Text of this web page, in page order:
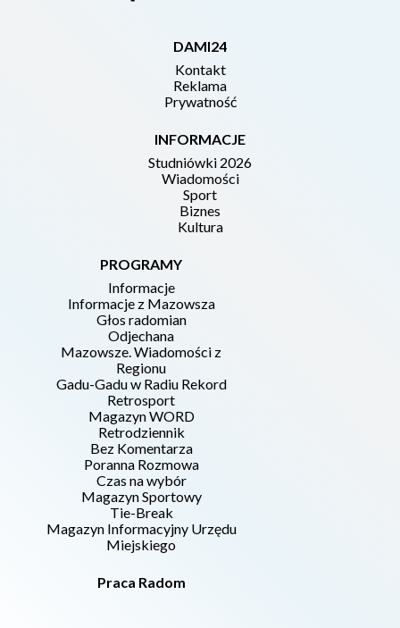
DAMI24
Kontakt
Reklama
Prywatność
INFORMACJE
Studniówki 2026
Wiadomości
Sport
Biznes
Kultura
PROGRAMY
Informacje
Informacje z Mazowsza
Głos radomian
Odjechana
Mazowsze. Wiadomości z
Regionu
Gadu-Gadu w Radiu Rekord
Retrosport
Magazyn WORD
Retrodziennik
Bez Komentarza
Poranna Rozmowa
Czas na wybór
Magazyn Sportowy
Tie-Break
Magazyn Informacyjny Urzędu
Miejskiego
Praca Radom